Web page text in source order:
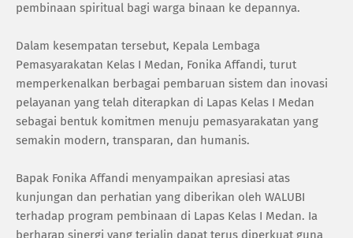
pembinaan spiritual bagi warga binaan ke depannya.
Dalam kesempatan tersebut, Kepala Lembaga
Pemasyarakatan Kelas I Medan, Fonika Affandi, turut
memperkenalkan berbagai pembaruan sistem dan inovasi
pelayanan yang telah diterapkan di Lapas Kelas I Medan
sebagai bentuk komitmen menuju pemasyarakatan yang
semakin modern, transparan, dan humanis.
Bapak Fonika Affandi menyampaikan apresiasi atas
kunjungan dan perhatian yang diberikan oleh WALUBI
terhadap program pembinaan di Lapas Kelas I Medan. Ia
berharap sinergi yang terjalin dapat terus diperkuat guna